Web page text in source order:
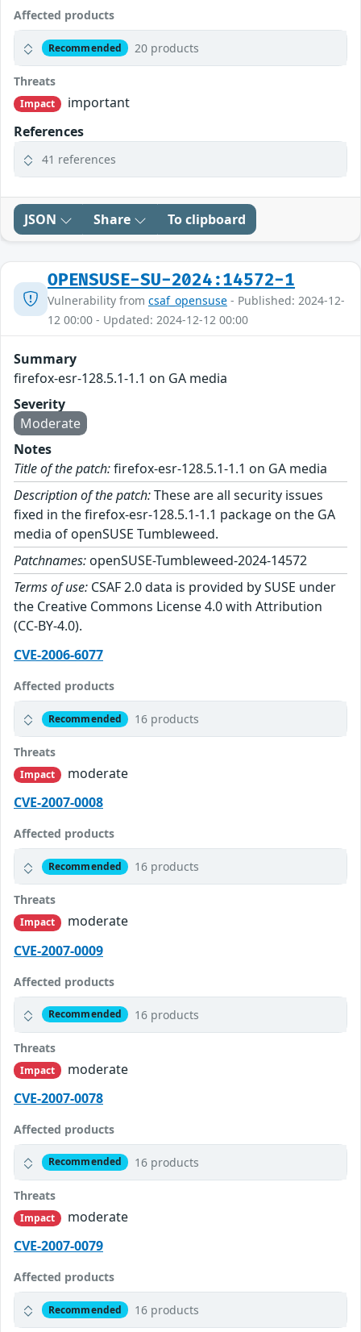
Affected products
Recommended 20 products
Threats
Impact
important
References
41 references
JSON Share To clipboard
OPENSUSE-SU-2024:14572-1
Vulnerability from csaf_opensuse - Published: 2024-12-
12 00:00 - Updated: 2024-12-12 00:00
Summary
firefox-esr-128.5.1-1.1 on GA media
Severity
Moderate
Notes
Title of the patch:firefox-esr-128.5.1-1.1 on GA media
Description of the patch:These are all security issues
fixed in the firefox-esr-128.5.1-1.1 package on the GA
media of openSUSE Tumbleweed.
Patchnames: openSUSE-Tumbleweed-2024-14572
Terms of use: CSAF 2.0 data is provided by SUSE under
the Creative Commons License 4.0 with Attribution
(CC-BY-4.0).
CVE-2006-6077
Affected products
Recommended 16 products
Threats
Impact
moderate
CVE-2007-0008
Affected products
Recommended 16 products
Threats
Impact
moderate
CVE-2007-0009
Affected products
Recommended 16 products
Threats
Impact
moderate
CVE-2007-0078
Affected products
Recommended 16 products
Threats
Impact
moderate
CVE-2007-0079
Affected products
Recommended 16 products